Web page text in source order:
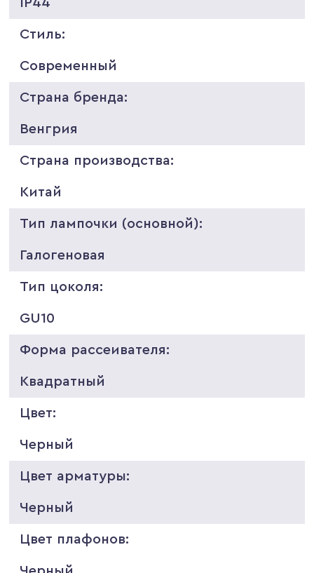
Стиль:
Современный
Страна бренда:
Венгрия
Страна производства:
Китай
Тип лампочки (основной):
Галогеновая
Тип цоколя:
GU10
Форма рассеивателя:
Квадратный
Цвет:
Черный
Цвет арматуры:
Черный
Цвет плафонов: